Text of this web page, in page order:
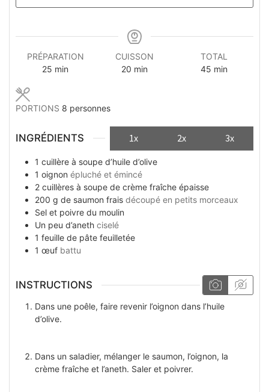
PRÉPARATION
25 minutes
min
CUISSON
20 minutes
min
TOTAL
45minutes
min
PORTIONS 8 personnes
INGRÉDIENTS 1x 2x 3x
1 cuillère à soupe d’huile d’olive
1 oignon épluché et émincé
2 cuillères à soupe de crème fraîche épaisse
200 g de saumon frais découpé en petits morceaux
Sel et poivre du moulin
Un peu d’aneth ciselé
1 feuille de pâte feuilletée
1 œuf battu
INSTRUCTIONS
Dans une poêle, faire revenir l’oignon dans l’huile
d’olive.
Dans un saladier, mélanger le saumon, l’oignon, la
crème fraîche et l’aneth. Saler et poivrer.